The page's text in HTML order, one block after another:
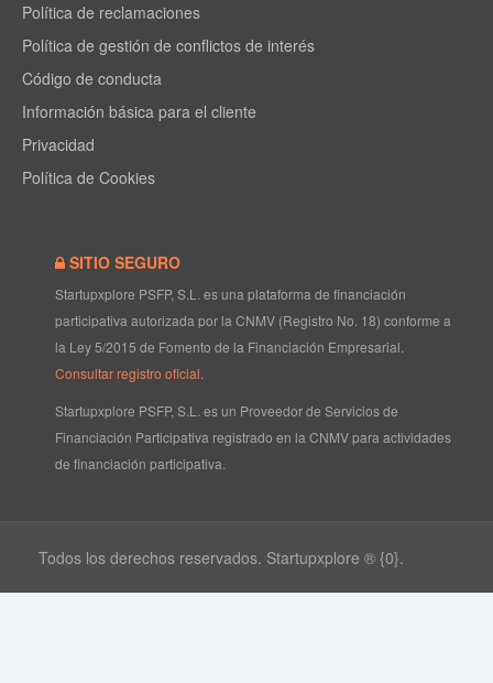
Política de reclamaciones
Política de gestión de conflictos de interés
Código de conducta
Información básica para el cliente
Privacidad
Política de Cookies
SITIO SEGURO
Startupxplore PSFP, S.L. es una plataforma de financiación
participativa autorizada por la CNMV (Registro No. 18) conforme a
la Ley 5/2015 de Fomento de la Financiación Empresarial.
Consultar registro oficial
Startupxplore PSFP, S.L. es un Proveedor de Servicios de
Financiación Participativa registrado en la CNMV para actividades
de financiación participativa.
Todos los derechos reservados. Startupxplore ® {0}.